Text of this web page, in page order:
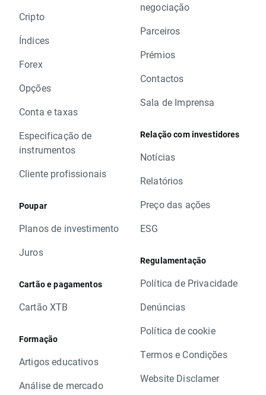
Cripto
Índices
Forex
Opções
Conta e taxas
Especificação de
instrumentos
Cliente profissionais
Poupar
Planos de investimento
Juros
Cartão e pagamentos
Cartão XTB
Formação
Artigos educativos
Análise de mercado
negociação
Parceiros
Prémios
Contactos
Sala de Imprensa
Relação com investidores
Notícias
Relatórios
Preço das ações
ESG
Regulamentação
Política de Privacidade
Denúncias
Política de cookie
Termos e Condições
Website Disclamer